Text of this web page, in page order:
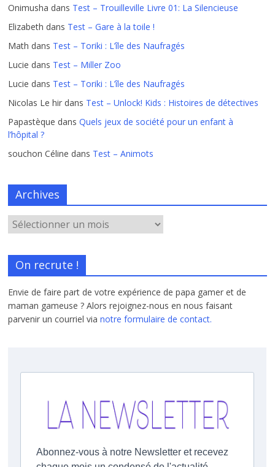
Onimusha dans Test – Trouilleville Livre 01: La Silencieuse
Elizabeth dans Test – Gare à la toile !
Math dans Test – Toriki : L’île des Naufragés
Lucie dans Test – Miller Zoo
Lucie dans Test – Toriki : L’île des Naufragés
Nicolas Le hir dans Test – Unlock! Kids : Histoires de détectives
Papastèque dansQuels jeux de société pour un enfant à
l’hôpital ?
souchon Céline dans Test – Animots
Archives
On recrute !
Envie de faire part de votre expérience de papa gamer et de
maman gameuse ? Alors rejoignez-nous en nous faisant
parvenir un courriel vianotre formulaire de contact.